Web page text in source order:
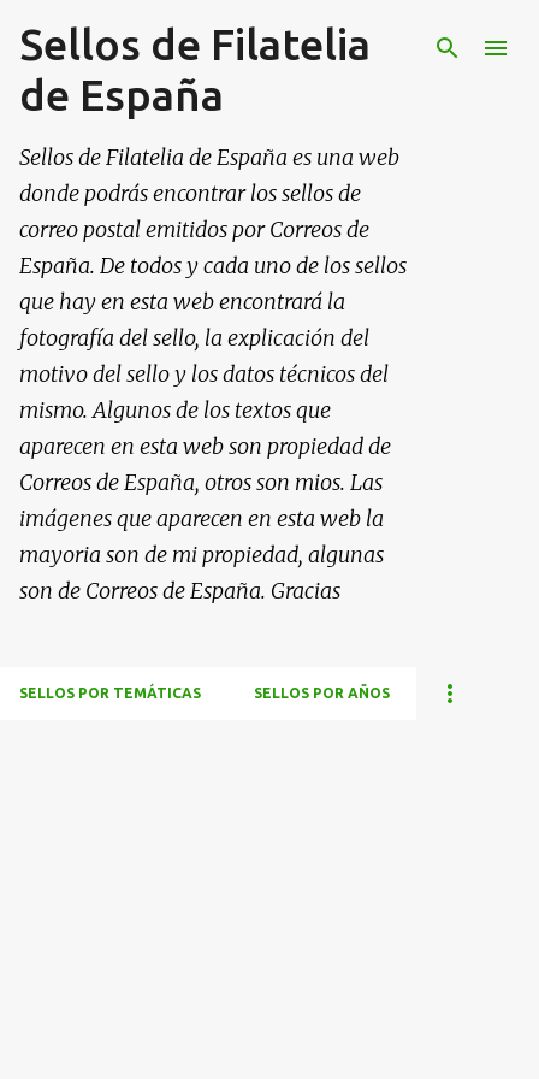
Ir al contenido principal
Sellos de Filatelia
de España
Sellos de Filatelia de España es una web
donde podrás encontrar los sellos de
correo postal emitidos por Correos de
España. De todos y cada uno de los sellos
que hay en esta web encontrará la
fotografía del sello, la explicación del
motivo del sello y los datos técnicos del
mismo. Algunos de los textos que
aparecen en esta web son propiedad de
Correos de España, otros son mios. Las
imágenes que aparecen en esta web la
mayoria son de mi propiedad, algunas
son de Correos de España. Gracias
SELLOS POR TEMÁTICAS SELLOS POR AÑOS